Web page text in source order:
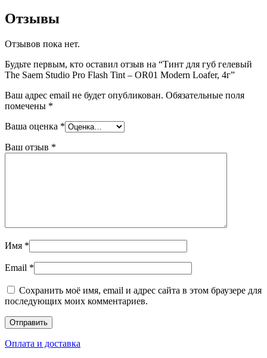
Отзывы
Отзывов пока нет.
Будьте первым, кто оставил отзыв на “Тинт для губ гелевый
The Saem Studio Pro Flash Tint – OR01 Modern Loafer, 4г”
Ваш адрес email не будет опубликован. Обязательные поля
помечены *
Ваша оценка *
Ваш отзыв *
Имя *
Email *
Сохранить моё имя, email и адрес сайта в этом браузере для
последующих моих комментариев.
Оплата и доставка